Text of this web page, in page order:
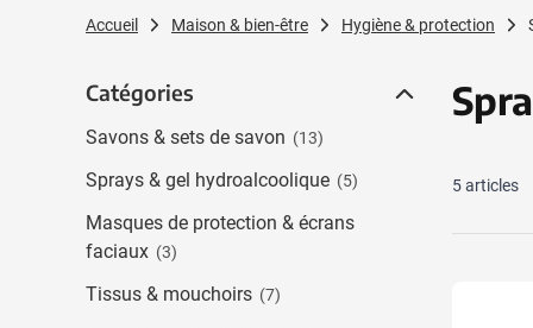
Afficher le sous-
Articles écologiques
Afficher le sous-
High-tech & multimédia
Afficher le sous-
Entreprises & bureau
Afficher le sous-
Sports, loisirs & jeux
Sacs & bagages
Afficher le sous-
Accueil Maison & bien-être Hygiène & protection
Catégories
Catégories
Savons & sets de savon (13)
Sprays & gel hydroalcoolique (5)
Masques de protection & écrans
faciaux (3)
Tissus & mouchoirs (7)
5articles